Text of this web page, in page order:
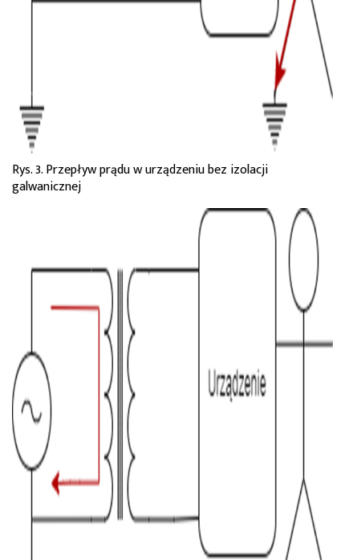
Rys. 3. Przepływ prądu w urządzeniu bez izolacji
galwanicznej